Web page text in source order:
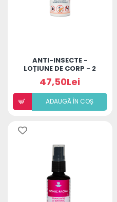
ANTI-INSECTE -
LOȚIUNE DE CORP - 2
ANI+, 100ML
47,50Lei
ADAUGÃ ÎN COȘ